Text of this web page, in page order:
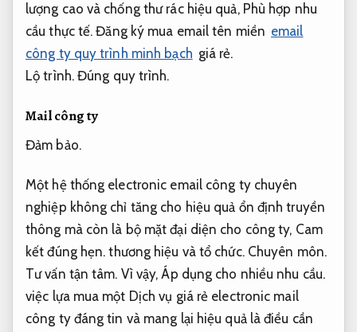
lượng cao và chống thư rác hiệu quả, Phù hợp nhu
cầu thực tế. Đăng ký mua email tên miền email
công ty quy trình minh bạch giá rẻ.
Lộ trình. Đúng quy trình.
Mail công ty
Đảm bảo.
Một hệ thống electronic email công ty chuyên
nghiệp không chỉ tăng cho hiệu quả ổn định truyền
thông mà còn là bộ mặt đại diện cho công ty, Cam
kết đúng hẹn. thương hiệu và tổ chức. Chuyên môn.
Tư vấn tận tâm. Vì vậy,Áp dụng cho nhiều nhu cầu.
việc lựa mua một Dịch vụ giá rẻ electronic mail
công ty đáng tin và mang lại hiệu quả là điều cần